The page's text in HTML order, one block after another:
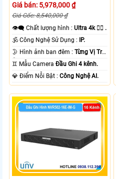
Giá bán: 5,978,000 ₫
Giá Gốc: 8,540,000 ₫
👁️‍🗨 Chất lượng hình :Ultra 4k 👍🏾 .
🕉️ Công Nghệ Sử Dụng :
IP.
🌛 Hình ảnh ban đêm :Từng Vị Trí
Camera .
♊ Mẫu CameraĐầu Ghi 4 kênh.
️💎 Điểm Nỗi Bật :Công Nghệ AI.